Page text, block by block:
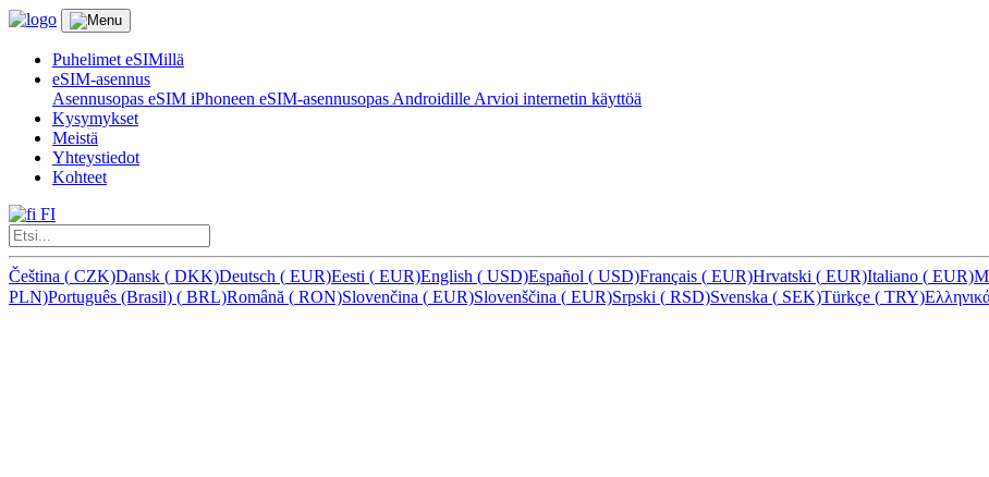
Puhelimet eSIMillä
eSIM-asennus
Asennusopas eSIM iPhoneen eSIM-asennusopas Androidille Arvioi internetin käyttöä
Kysymykset
Meistä
Yhteystiedot
Kohteet
FI
Čeština ( CZK)Dansk ( DKK)Deutsch ( EUR)Eesti ( EUR)English ( USD)Español ( USD)Français ( EUR)Hrvatski ( EUR)Italiano ( EUR)
PLN)Português (Brasil) ( BRL)Română ( RON)Slovenčina ( EUR)Slovenščina ( EUR)Srpski ( RSD)Svenska ( SEK)Türkçe ( TRY)